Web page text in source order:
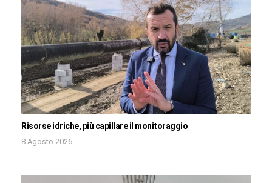
Risorse idriche, più capillare il monitoraggio
8 Agosto 2026